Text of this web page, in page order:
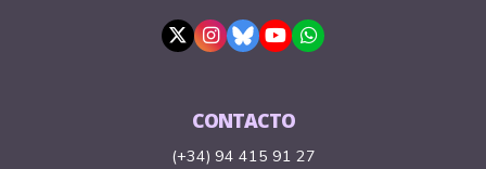
CONTACTO
(+34) 94 415 91 27